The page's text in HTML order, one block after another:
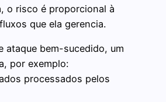
o risco é proporcional à
que ela gerencia.
ataque bem-sucedido, um
por exemplo:
processados pelos